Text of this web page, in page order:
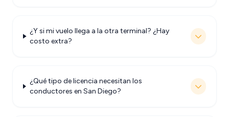
¿Y si mi vuelo llega a la otra terminal? ¿Hay
costo extra?
¿Qué tipo de licencia necesitan los
conductores en San Diego?